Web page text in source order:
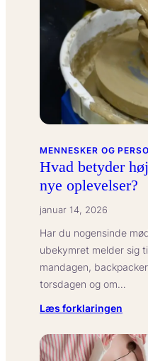
som
et
MENNESKER OG
Hvad betyder
nye oplevelser?
januar 14, 2026
Har du nogensinde
ubekymret melder sig
mandagen,
torsdagen og om…
Læs forklaringen
høj